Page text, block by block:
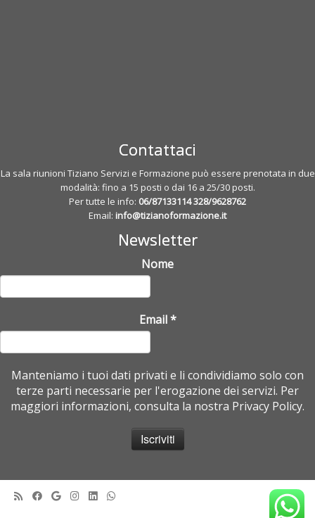
Contattaci
La sala riunioni Tiziano Servizi e Formazione può essere prenotata in due
modalità: fino a 15 posti o dai 16 a 25/30 posti.
Per tutte le info: 06/87133114328/9628762
Email: info@tizianoformazione.it
Newsletter
Nome
Email*
Manteniamo i tuoi dati privati e li condividiamo solo con
terze parti necessarie per l'erogazione dei servizi. Per
maggiori informazioni, consulta la nostra Privacy Policy.